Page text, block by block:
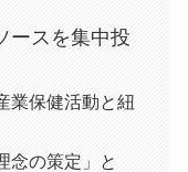
リスクマネジ
ースを集中投